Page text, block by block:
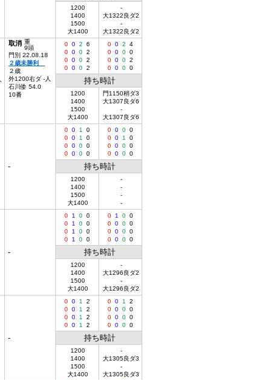
1200
1400
1500
大1400
-
大1322良ダ2
-
大1322良ダ2
取消 重
9頭
門別 22.08.18
２歳未勝利
２歳
外1200右ダ -人
石川倭 54.0
10番
0 0 2
6
0 0 0 2
0 0 0 2
0 0 0 2
0 0 2
4
0 0 0 0
0 0 0 2
0 0 0 0
持ち時計
1200
1400
1500
大1400
門1150稍ダ3
大1307良ダ6
-
大1307良ダ6
-
0 0 1
0
0 0 1
0
0 0 0 0
0 0 0 0
0 0 0 0
0 0 1
0
0 0 0 0
0 0 0 0
持ち時計
1200
1400
1500
大1400
-
-
-
-
-
0 1 0 0
0
1 0 0
0
1 0 0
0
1 0 0
0 1 0 0
0 0 0 0
0 0 0 0
0 0 0 0
持ち時計
1200
1400
1500
大1400
-
大1296良ダ2
-
大1296良ダ2
-
0 0 1
2
0 0 1
2
0 0 1
2
0 0 1 2
0 0 1
2
0 0 0 0
0 0 0 0
0 0 0 0
持ち時計
1200
1400
1500
大1400
-
大1305良ダ3
-
大1305良ダ3